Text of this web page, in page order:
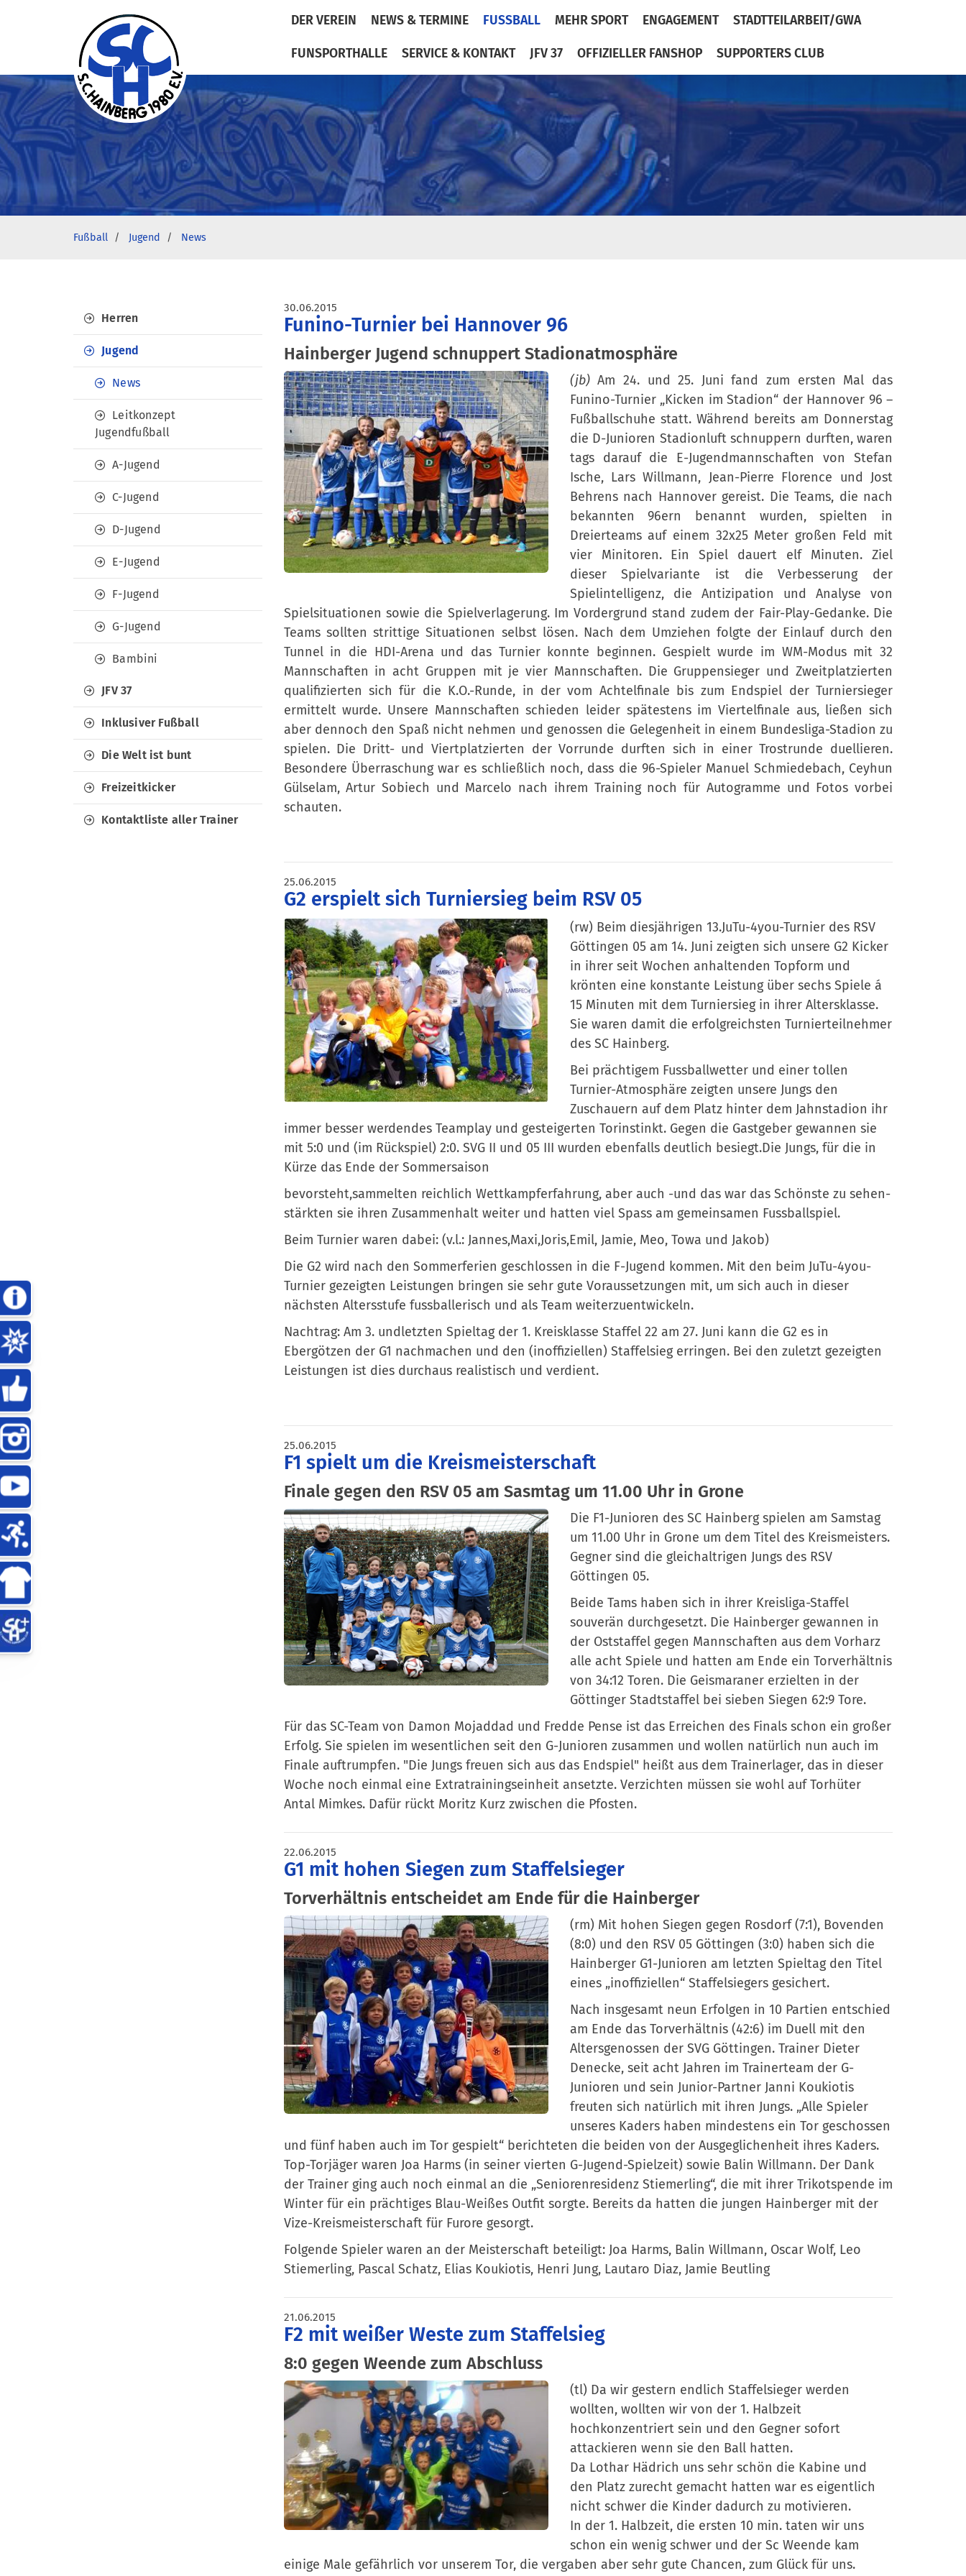
DER VEREIN NEWS & TERMINE FUSSBALL MEHR SPORT ENGAGEMENT STADTTEILARBEIT/GWA
FUNSPORTHALLE SERVICE & KONTAKT JFV 37 OFFIZIELLER FANSHOP SUPPORTERS CLUB
Fußball Jugend News
30.06.2015
Funino-Turnier bei Hannover 96
Hainberger Jugend schnuppert Stadionatmosphäre
(jb)Am 24. und 25. Juni fand zum ersten Mal das
Funino-Turnier „Kicken im Stadion“ der Hannover 96 –
Fußballschuhe statt. Während bereits am Donnerstag
die D-Junioren Stadionluft schnuppern durften, waren
tags darauf die E-Jugendmannschaften von Stefan
Ische, Lars Willmann, Jean-Pierre Florence und Jost
Behrens nach Hannover gereist. Die Teams, die nach
bekannten 96ern benannt wurden, spielten in
Dreierteams auf einem 32x25 Meter großen Feld mit
vier Minitoren. Ein Spiel dauert elf Minuten. Ziel
dieser Spielvariante ist die Verbesserung der
Spielintelligenz, die Antizipation und Analyse von
Spielsituationen sowie die Spielverlagerung. Im Vordergrund stand zudem der Fair-Play-Gedanke. Die
Teams sollten strittige Situationen selbst lösen. Nach dem Umziehen folgte der Einlauf durch den
Tunnel in die HDI-Arena und das Turnier konnte beginnen. Gespielt wurde im WM-Modus mit 32
Mannschaften in acht Gruppen mit je vier Mannschaften. Die Gruppensieger und Zweitplatzierten
qualifizierten sich für die K.O.-Runde, in der vom Achtelfinale bis zum Endspiel der Turniersieger
ermittelt wurde. Unsere Mannschaften schieden leider spätestens im Viertelfinale aus, ließen sich
aber dennoch den Spaß nicht nehmen und genossen die Gelegenheit in einem Bundesliga-Stadion zu
spielen. Die Dritt- und Viertplatzierten der Vorrunde durften sich in einer Trostrunde duellieren.
Besondere Überraschung war es schließlich noch, dass die 96-Spieler Manuel Schmiedebach, Ceyhun
Gülselam, Artur Sobiech und Marcelo nach ihrem Training noch für Autogramme und Fotos vorbei
schauten.
25.06.2015
G2 erspielt sich Turniersieg beim RSV 05
(rw) Beim diesjährigen 13.JuTu-4you-Turnier des RSV
Göttingen 05 am 14. Juni zeigten sich unsere G2 Kicker
in ihrer seit Wochen anhaltenden Topform und
krönten eine konstante Leistung über sechs Spiele á
15 Minuten mit dem Turniersieg in ihrer Altersklasse.
Sie waren damit die erfolgreichsten Turnierteilnehmer
des SC Hainberg.
Bei prächtigem Fussballwetter und einer tollen
Turnier-Atmosphäre zeigten unsere Jungs den
Zuschauern auf dem Platz hinter dem Jahnstadion ihr
immer besser werdendes Teamplay und gesteigerten Torinstinkt. Gegen die Gastgeber gewannen sie
mit 5:0 und (im Rückspiel) 2:0. SVG II und 05 III wurden ebenfalls deutlich besiegt.Die Jungs, für die in
Kürze das Ende der Sommersaison
bevorsteht,sammelten reichlich Wettkampferfahrung, aber auch -und das war das Schönste zu sehen-
stärkten sie ihren Zusammenhalt weiter und hatten viel Spass am gemeinsamen Fussballspiel.
Beim Turnier waren dabei: (v.l.: Jannes,Maxi,Joris,Emil, Jamie, Meo, Towa und Jakob)
Die G2 wird nach den Sommerferien geschlossen in die F-Jugend kommen. Mit den beim JuTu-4you-
Turnier gezeigten Leistungen bringen sie sehr gute Voraussetzungen mit, um sich auch in dieser
nächsten Altersstufe fussballerisch und als Team weiterzuentwickeln.
Nachtrag: Am 3. undletzten Spieltag der 1. Kreisklasse Staffel 22 am 27. Juni kann die G2 es in
Ebergötzen der G1 nachmachen und den (inoffiziellen) Staffelsieg erringen. Bei den zuletzt gezeigten
Leistungen ist dies durchaus realistisch und verdient.
25.06.2015
F1 spielt um die Kreismeisterschaft
Finale gegen den RSV 05 am Sasmtag um 11.00 Uhr in Grone
Die F1-Junioren des SC Hainberg spielen am Samstag
um 11.00 Uhr in Grone um dem Titel des Kreismeisters.
Gegner sind die gleichaltrigen Jungs des RSV
Göttingen 05.
Beide Tams haben sich in ihrer Kreisliga-Staffel
souverän durchgesetzt. Die Hainberger gewannen in
der Oststaffel gegen Mannschaften aus dem Vorharz
alle acht Spiele und hatten am Ende ein Torverhältnis
von 34:12 Toren. Die Geismaraner erzielten in der
Göttinger Stadtstaffel bei sieben Siegen 62:9 Tore.
Für das SC-Team von Damon Mojaddad und Fredde Pense ist das Erreichen des Finals schon ein großer
Erfolg. Sie spielen im wesentlichen seit den G-Junioren zusammen und wollen natürlich nun auch im
Finale auftrumpfen. "Die Jungs freuen sich aus das Endspiel" heißt aus dem Trainerlager, das in dieser
Woche noch einmal eine Extratrainingseinheit ansetzte. Verzichten müssen sie wohl auf Torhüter
Antal Mimkes. Dafür rückt Moritz Kurz zwischen die Pfosten.
22.06.2015
G1 mit hohen Siegen zum Staffelsieger
Torverhältnis entscheidet am Ende für die Hainberger
(rm) Mit hohen Siegen gegen Rosdorf (7:1), Bovenden
(8:0) und den RSV 05 Göttingen (3:0) haben sich die
Hainberger G1-Junioren am letzten Spieltag den Titel
eines „inoffiziellen“ Staffelsiegers gesichert.
Nach insgesamt neun Erfolgen in 10 Partien entschied
am Ende das Torverhältnis (42:6) im Duell mit den
Altersgenossen der SVG Göttingen. Trainer Dieter
Denecke, seit acht Jahren im Trainerteam der G-
Junioren und sein Junior-Partner Janni Koukiotis
freuten sich natürlich mit ihren Jungs. „Alle Spieler
unseres Kaders haben mindestens ein Tor geschossen
und fünf haben auch im Tor gespielt“ berichteten die beiden von der Ausgeglichenheit ihres Kaders.
Top-Torjäger waren Joa Harms (in seiner vierten G-Jugend-Spielzeit) sowie Balin Willmann. Der Dank
der Trainer ging auch noch einmal an die „Seniorenresidenz Stiemerling“, die mit ihrer Trikotspende im
Winter für ein prächtiges Blau-Weißes Outfit sorgte. Bereits da hatten die jungen Hainberger mit der
Vize-Kreismeisterschaft für Furore gesorgt.
Folgende Spieler waren an der Meisterschaft beteiligt: Joa Harms, Balin Willmann, Oscar Wolf, Leo
Stiemerling, Pascal Schatz, Elias Koukiotis, Henri Jung, Lautaro Diaz, Jamie Beutling
21.06.2015
F2 mit weißer Weste zum Staffelsieg
8:0 gegen Weende zum Abschluss
(tl) Da wir gestern endlich Staffelsieger werden
wollten, wollten wir von der 1. Halbzeit
hochkonzentriert sein und den Gegner sofort
attackieren wenn sie den Ball hatten.
Da Lothar Hädrich uns sehr schön die Kabine und
den Platz zurecht gemacht hatten war es eigentlich
nicht schwer die Kinder dadurch zu motivieren.
In der 1. Halbzeit, die ersten 10 min. taten wir uns
schon ein wenig schwer und der Sc Weende kam
einige Male gefährlich vor unserem Tor, die vergaben aber sehr gute Chancen, zum Glück für uns.
Herren
Jugend
News
Leitkonzept
Jugendfußball
A-Jugend
C-Jugend
D-Jugend
E-Jugend
F-Jugend
G-Jugend
Bambini
JFV 37
Inklusiver Fußball
Die Welt ist bunt
Freizeitkicker
Kontaktliste aller Trainer